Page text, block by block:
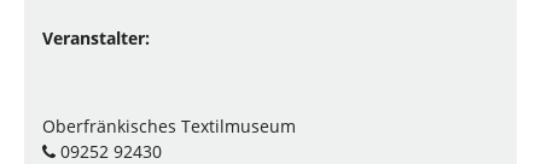
Veranstalter:
Oberfränkisches Textilmuseum
09252 92430